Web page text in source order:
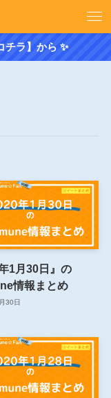
ラ】から ✨
1月30日』の
情報まとめ
30日